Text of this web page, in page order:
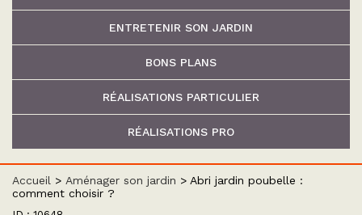
ENTRETENIR SON JARDIN
BONS PLANS
RÉALISATIONS PARTICULIER
RÉALISATIONS PRO
Accueil > Aménager son jardin > Abri jardin poubelle :
comment choisir ?